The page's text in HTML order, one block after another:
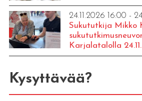
24.11.2026 16:00 -
Sukututkija Mikko
Karjalatalolla 24.11.
Kysyttävää?